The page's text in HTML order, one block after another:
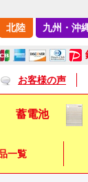
お客様の声
北陸 九州・沖
蓄電池
一覧